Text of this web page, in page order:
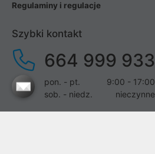
Regulaminy i regulacje
Szybki kontakt
664 999 933
pon. - pt.
9:00 - 17:00
sob. - niedz.
nieczynne